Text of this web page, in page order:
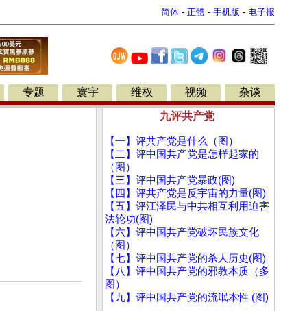
简体 - 正體 - 手机版 - 电子报
专题 寰宇 维权 视频 杂谈
九评共产党
【一】评共产党是什么（图）
【二】评中国共产党是怎样起家的
（图）
【三】评中国共产党暴政(图)
【四】评共产党是反宇宙的力量(图)
【五】评江泽民与中共相互利用迫害
法轮功(图)
【六】评中国共产党破坏民族文化
（图）
【七】评中国共产党的杀人历史(图)
【八】评中国共产党的邪教本质（多
图）
【九】评中国共产党的流氓本性 (图)